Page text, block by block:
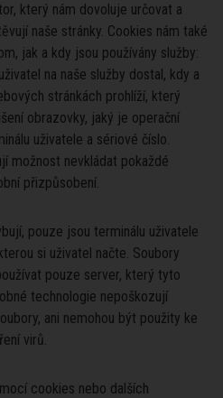
který nám dovoluje určovat a
naše stránky. Cookies nám také
jak a kdy jsou používány služby:
na naše služby dostal, kdy a
stránkách prohlíží, který
obrazovky, jaký je operační
uživatele a sériové číslo.
možnost nevkládat pokaždé
přizpůsobení.
pouze jsou terminálu uživatele
si uživatel načte. Soubory
pouze server, který tyto
technologie nepoškozují
ani nemohou být použity ke
virů.
cookies nebo dalších